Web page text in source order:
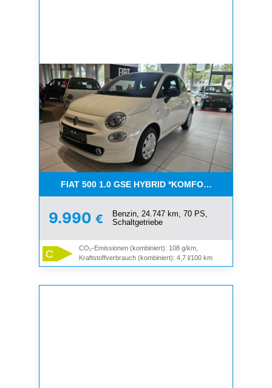
FIAT 500 1.0 GSE HYBRID *KOMFORT PAKET*CAR-
9.990 €
Benzin, 24.747 km, 70 PS,
Schaltgetriebe
C
CO₂-Emissionen (kombiniert): 108 g/km,
Kraftstoffverbrauch (kombiniert): 4,7 l/100 km